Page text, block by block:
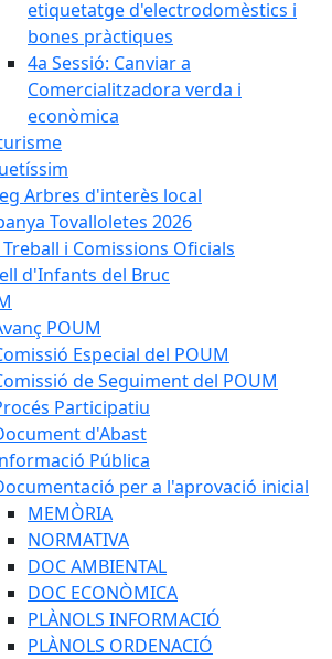
etiquetatge d'electrodomèstics i
bones pràctiques
4a Sessió: Canviar a
Comercialitzadora verda i
econòmica
Arbres d'interès local
Tovalloletes 2026
i Comissions Oficials
d'Infants del Bruc
POUM
Especial del POUM
de Seguiment del POUM
Participatiu
d'Abast
Pública
per a l'aprovació inicial
MEMÒRIA
NORMATIVA
DOC AMBIENTAL
DOC ECONÒMICA
PLÀNOLS INFORMACIÓ
PLÀNOLS ORDENACIÓ